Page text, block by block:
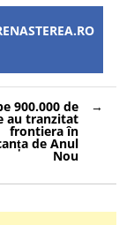
900.000 de
au tranzitat
frontiera în
de Anul
Nou